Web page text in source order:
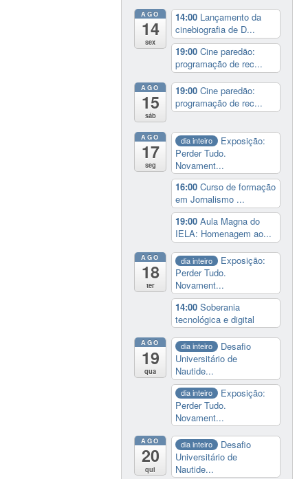
AGO
14
sex
14:00 Lançamento da
cinebiografia de D...
19:00Cine paredão:
programação de rec...
AGO
15
sáb
19:00Cine paredão:
programação de rec...
AGO
17
seg
dia inteiro
Exposição:
Perder Tudo.
Novament...
16:00Curso de formação
em Jornalismo ...
19:00Aula Magna do
IELA: Homenagem ao...
AGO
18
ter
dia inteiro
Exposição:
Perder Tudo.
Novament...
14:00Soberania
tecnológica e digital
AGO
19
qua
dia inteiro
Desafio
Universitário de
Nautide...
dia inteiro
Exposição:
Perder Tudo.
Novament...
AGO
20
qui
dia inteiro
Desafio
Universitário de
Nautide...